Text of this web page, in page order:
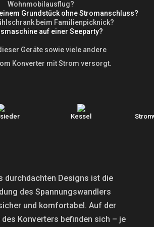
Wohnmobilausflug?
Grundstück ohne Stromanschluss?
beim Familienpicknick?
auf einer Seeparty?
Geräte sowie viele andere
Konverter mit Strom versorgt.
Kessel
durchdachten Designs ist die
des Spannungswandlers
und komfortabel. Auf der
Konverters befinden sich – je